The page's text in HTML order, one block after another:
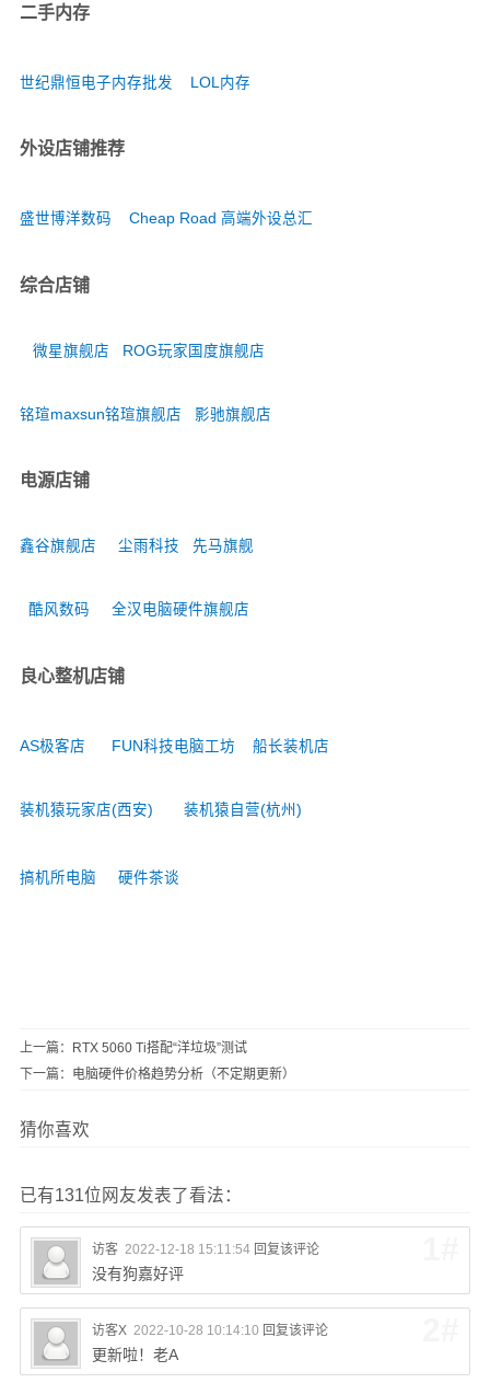
二手内存
世纪鼎恒电子内存批发 LOL内存
外设店铺推荐
盛世博洋数码 Cheap Road 高端外设总汇
综合店铺
微星旗舰店 ROG玩家国度旗舰店
铭瑄maxsun铭瑄旗舰店 影驰旗舰店
电源店铺
鑫谷旗舰店 尘雨科技 先马旗舰
酷风数码 全汉电脑硬件旗舰店
良心整机店铺
AS极客店 FUN科技电脑工坊 船长装机店
装机猿玩家店(西安) 装机猿自营(杭州)
搞机所电脑 硬件茶谈
上一篇： RTX 5060 Ti搭配“洋垃圾”测试
下一篇： 电脑硬件价格趋势分析（不定期更新）
猜你喜欢
已有131位网友发表了看法：
访客 2022-12-18 15:11:54 回复该评论
没有狗嘉好评
访客X 2022-10-28 10:14:10 回复该评论
更新啦！老A